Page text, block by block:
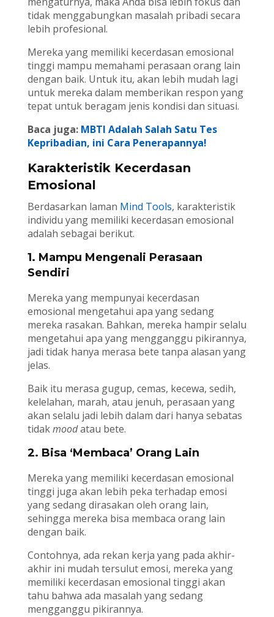
tidak menggabungkan masalah pribadi secara
lebih profesional.
Mereka yang memiliki kecerdasan emosional
tinggi mampu memahami perasaan orang lain
dengan baik. Untuk itu, akan lebih mudah lagi
untuk mereka dalam memberikan respon yang
tepat untuk beragam jenis kondisi dan situasi.
Baca juga: MBTI Adalah Salah Satu Tes
Kepribadian, ini Cara Penerapannya!
Karakteristik Kecerdasan
Emosional
Berdasarkan laman Mind Tools, karakteristik
individu yang memiliki kecerdasan emosional
adalah sebagai berikut.
1. Mampu Mengenali Perasaan
Sendiri
Mereka yang mempunyai kecerdasan
emosional mengetahui apa yang sedang
mereka rasakan. Bahkan, mereka hampir selalu
mengetahui apa yang mengganggu pikirannya,
jadi tidak hanya merasa bete tanpa alasan yang
jelas.
Baik itu merasa gugup, cemas, kecewa, sedih,
kelelahan, marah, atau jenuh, perasaan yang
akan selalu jadi lebih dalam dari hanya sebatas
tidakmoodatau bete.
2. Bisa ‘Membaca’ Orang Lain
Mereka yang memiliki kecerdasan emosional
tinggi juga akan lebih peka terhadap emosi
yang sedang dirasakan oleh orang lain,
sehingga mereka bisa membaca orang lain
dengan baik.
Contohnya, ada rekan kerja yang pada akhir-
akhir ini mudah tersulut emosi, mereka yang
memiliki kecerdasan emosional tinggi akan
tahu bahwa ada masalah yang sedang
mengganggu pikirannya.